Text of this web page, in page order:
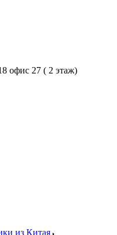
офис 27 ( 2 этаж)
из Китая